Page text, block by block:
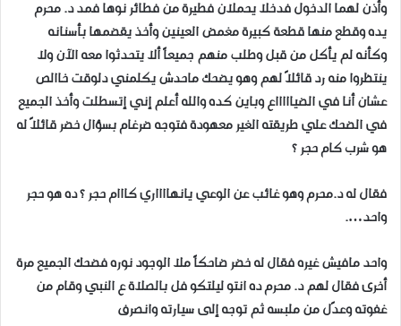
وأذن لهما الدخول فدخلا يحملان فطيرة من فطائر نوها فمد د. محرم
يده وقطع منها قطعة كبيرة مغمض العينين وأخذ يقضمها بأسنانه
وكأنه لم يأكل من قبل وطلب منهم جميعاً ألا يتحدثوا معه الآن ولا
ينتظروا منه رد قائلاً لهم وهو يضحك ماحدش يكلمني دلوقت خاالص
عشان أنا في الضياااااع وباين كده والله أعلم إني إتسطلت وأخذ الجميع
في الضحك علي طريقته الغير معهودة فتوجه ضرغام بسؤال خضر قائلاً له
هو شرب كام حجر ؟
فقال له د.محرم وهو غائب عن الوعي يانهااااري كااام حجر ؟ ده هو حجر
واحد….
واحد مافيش غيره فقال له خضر ضاحكاً ملا الوجود نوره فضحك الجميع مرة
أخرى فقال لهم د. محرم ده انتو ليلتكو فل بالصلاة ع النبي وقام من
غفوته وعدًل من ملبسه ثم توجه إلى سيارته وانصرف